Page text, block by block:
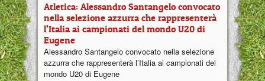
Atletica: Alessandro Santangelo convocato
nella selezione azzurra che rappresenterà
l’Italia ai campionati del mondo U20 di
Eugene
Alessandro Santangelo convocato nella selezione
azzurra che rappresenterà l’Italia ai campionati del
mondo U20 di Eugene